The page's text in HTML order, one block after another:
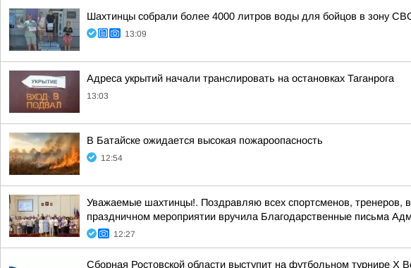
Шахтинцы собрали более 4000 литров воды для бойцов в зону
13:09
Адреса укрытий начали транслировать на остановках Таганрога
13:03
В Батайске ожидается высокая пожароопасность
12:54
Уважаемые шахтинцы!. Поздравляю всех спортсменов, тренеров,
праздничном мероприятии вручила Благодарственные письма
12:27
Сборная Ростовской области выступит на футбольном турнире X